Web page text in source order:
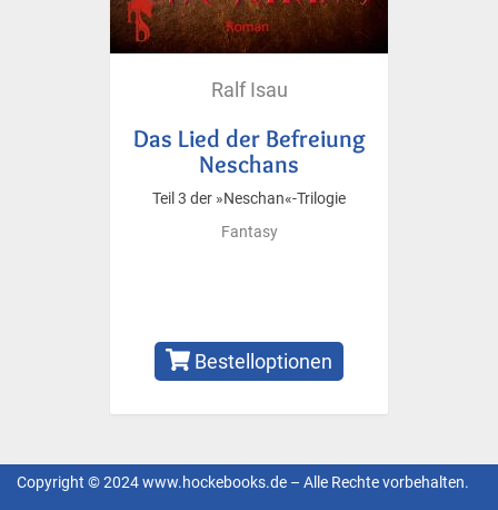
Ralf Isau
Das Lied der Befreiung
Neschans
Teil 3 der »Neschan«-Trilogie
Fantasy
Bestelloptionen
Copyright © 2024 www.hockebooks.de – Alle Rechte vorbehalten.